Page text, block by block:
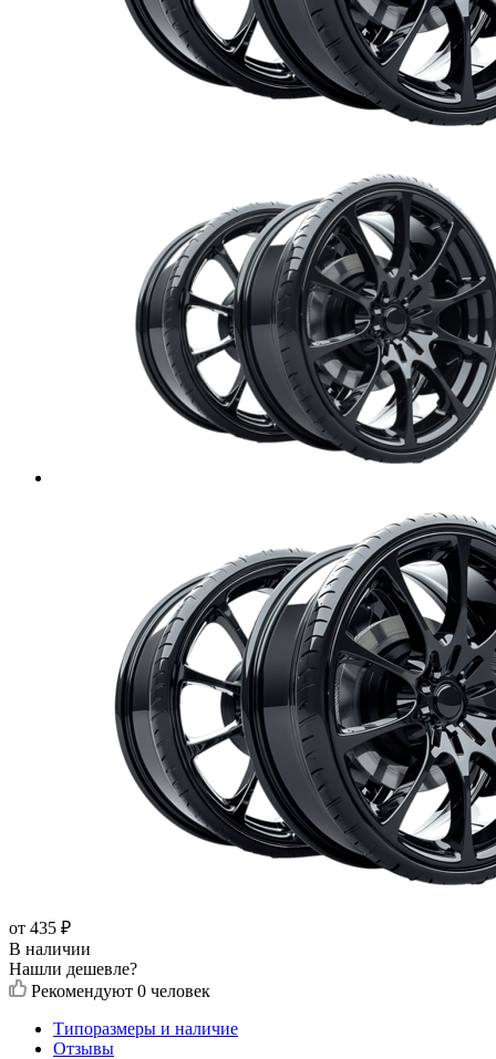
от 435 ₽
В наличии
Нашли дешевле?
Рекомендуют 0 человек
Типоразмеры и наличие
Отзывы